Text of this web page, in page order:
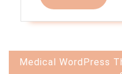
Medical WordPress